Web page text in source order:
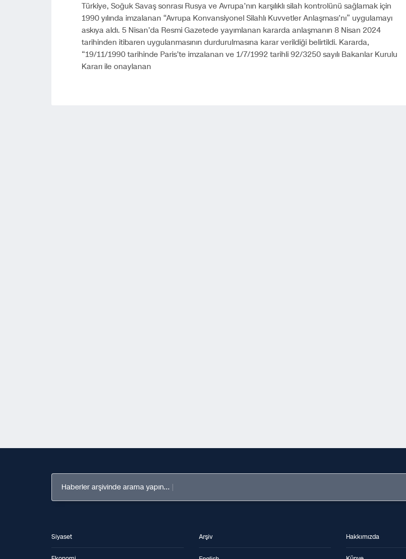
Türkiye, Soğuk Savaş sonrası Rusya ve Avrupa’nın karşılıklı silah kontrolünü sağlamak için
1990 yılında imzalanan “Avrupa Konvansiyonel Silahlı Kuvvetler Anlaşması’nı” uygulamayı
askıya aldı. 5 Nisan’da Resmi Gazetede yayımlanan kararda anlaşmanın 8 Nisan 2024
tarihinden itibaren uygulanmasının durdurulmasına karar verildiği belirtildi. Kararda,
“19/11/1990 tarihinde Paris’te imzalanan ve 1/7/1992 tarihli 92/3250 sayılı Bakanlar Kurulu
Kararı ile onaylanan
Haberler arşivinde arama yapın...
Siyaset Arşiv Hakkımızda